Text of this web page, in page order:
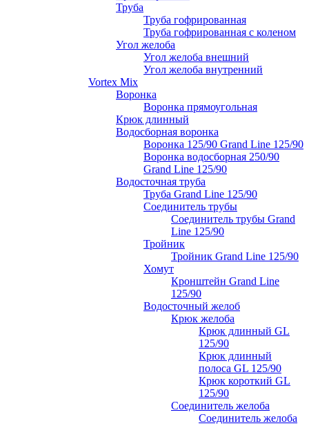
Труба
Труба гофрированная
Труба гофрированная с коленом
Угол желоба
Угол желоба внешний
Угол желоба внутренний
Vortex Mix
Воронка
Воронка прямоугольная
Крюк длинный
Водосборная воронка
Воронка 125/90 Grand Line 125/90
Воронка водосборная 250/90
Grand Line 125/90
Водосточная труба
Труба Grand Line 125/90
Соединитель трубы
Соединитель трубы Grand
Line 125/90
Тройник
Тройник Grand Line 125/90
Хомут
Кронштейн Grand Line
125/90
Водосточный желоб
Крюк желоба
Крюк длинный GL
125/90
Крюк длинный
полоса GL 125/90
Крюк короткий GL
125/90
Соединитель желоба
Соединитель желоба